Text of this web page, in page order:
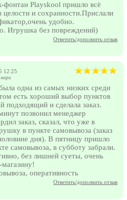
фонтан Playskool пришло всё
и сохранности.Прислали
удобно.
Игрушка без повреждений)
Ответить/дополнить отзыв
12:25
одна из самых низких среди
есть хороший выбор пунктов
подходящий и сделала заказ.
позвонил менеджер
заказ, сказал, что уже в
в пункте самовывоза (заказ
дня). В пятницу пришло
самовывоза, в субботу забрали.
без лишней суеты, очень
оперативность
Ответить/дополнить отзыв